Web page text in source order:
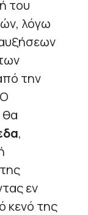
του
λόγω
την
θα
,
εν
κενό της